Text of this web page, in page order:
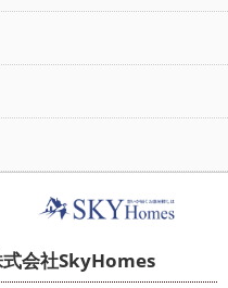
会社SkyHomes